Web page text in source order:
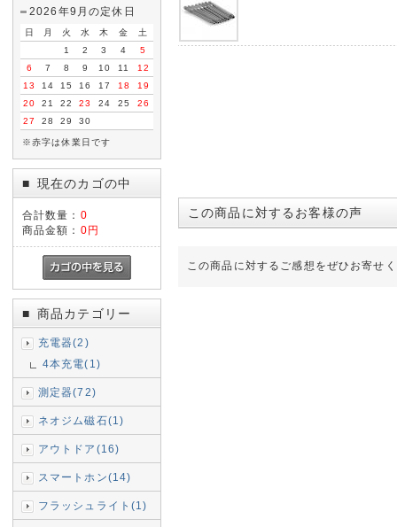
2026年9月の定休日
日 月 火 水 木 金
土
1
2 3 4
5
6
7 8 9 10 11
12
13
14 15 16 17 18
19
20
21 22 23 24 25
26
27
28 29 30
※赤字は休業日です
■ 現在のカゴの中
合計数量： 0
商品金額： 0円
■ 商品カテゴリー
充電器(2)
4本充電(1)
測定器(72)
ネオジム磁石(1)
アウトドア(16)
スマートホン(14)
フラッシュライト(1)
この商品に対するお客様の声
この商品に対するご感想をぜひお寄せ